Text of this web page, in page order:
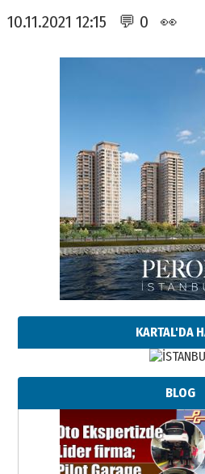
10.11.2021 12:15 💬 0 👀
KARTAL'DA
BLOG